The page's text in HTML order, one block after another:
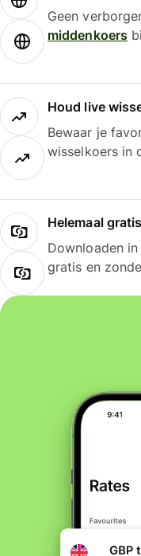
Geen
middenkoers
Houd live
Bewaar je
wisselkoers in
Helemaal
Downloaden
gratis en